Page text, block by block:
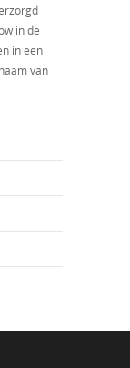
in de
in een
van